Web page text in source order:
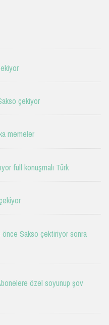
çekiyor
memeler
full konuşmalı Türk
önce Sakso çektiriyor sonra
özel soyunup şov